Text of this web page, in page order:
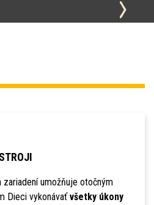
zariadení umožňuje otočným
Dieci vykonávaťvšetky úkony